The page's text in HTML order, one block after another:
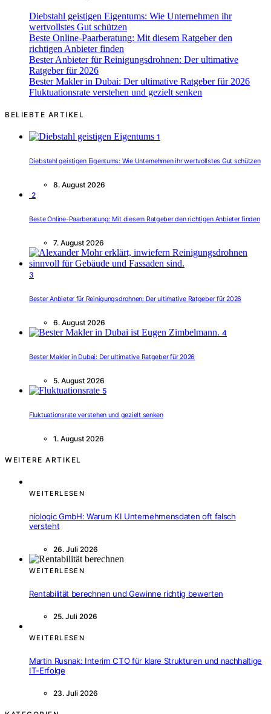
Diebstahl geistigen Eigentums: Wie Unternehmen ihr
wertvollstes Gut schützen
Beste Online-Paarberatung: Mit diesem Ratgeber den
richtigen Anbieter finden
Bester Anbieter für Reinigungsdrohnen: Der ultimative
Ratgeber für 2026
Bester Makler in Dubai: Der ultimative Ratgeber für 2026
Fluktuationsrate verstehen und gezielt senken
BELIEBTE ARTIKEL
1
Diebstahl geistigen Eigentums: Wie Unternehmen ihr wertvollstes Gut schützen
8. August 2026
2
Beste Online-Paarberatung: Mit diesem Ratgeber den richtigen Anbieter finden
7. August 2026
3
Bester Anbieter für Reinigungsdrohnen: Der ultimative Ratgeber für 2026
6. August 2026
4
Bester Makler in Dubai: Der ultimative Ratgeber für 2026
5. August 2026
5
Fluktuationsrate verstehen und gezielt senken
1. August 2026
WEITERE ARTIKEL
WEITERLESEN
niologic GmbH: Warum KI Unternehmensdaten oft falsch
versteht
26. Juli 2026
WEITERLESEN
Rentabilität berechnen und Gewinne richtig bewerten
25. Juli 2026
WEITERLESEN
Martin Rusnak: Interim CTO für klare Strukturen und nachhaltige
IT-Erfolge
23. Juli 2026